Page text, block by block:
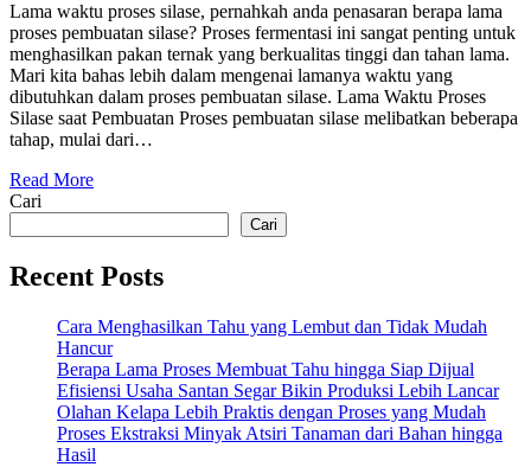
Lama waktu proses silase, pernahkah anda penasaran berapa lama
proses pembuatan silase? Proses fermentasi ini sangat penting untuk
menghasilkan pakan ternak yang berkualitas tinggi dan tahan lama.
Mari kita bahas lebih dalam mengenai lamanya waktu yang
dibutuhkan dalam proses pembuatan silase. Lama Waktu Proses
Silase saat Pembuatan Proses pembuatan silase melibatkan beberapa
tahap, mulai dari…
Read More
Cari
Cari
Recent Posts
Cara Menghasilkan Tahu yang Lembut dan Tidak Mudah
Hancur
Berapa Lama Proses Membuat Tahu hingga Siap Dijual
Efisiensi Usaha Santan Segar Bikin Produksi Lebih Lancar
Olahan Kelapa Lebih Praktis dengan Proses yang Mudah
Proses Ekstraksi Minyak Atsiri Tanaman dari Bahan hingga
Hasil